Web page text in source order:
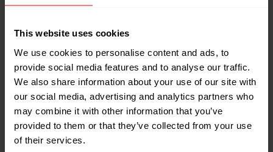
This website uses cookies
We use cookies to personalise content and ads, to
provide social media features and to analyse our traffic.
We also share information about your use of our site with
our social media, advertising and analytics partners who
may combine it with other information that you’ve
provided to them or that they’ve collected from your use
of their services.